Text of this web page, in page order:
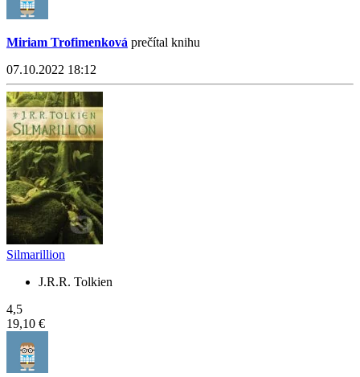
Miriam Trofimenková prečítal knihu
07.10.2022 18:12
Silmarillion
J.R.R. Tolkien
4,5
19,10 €